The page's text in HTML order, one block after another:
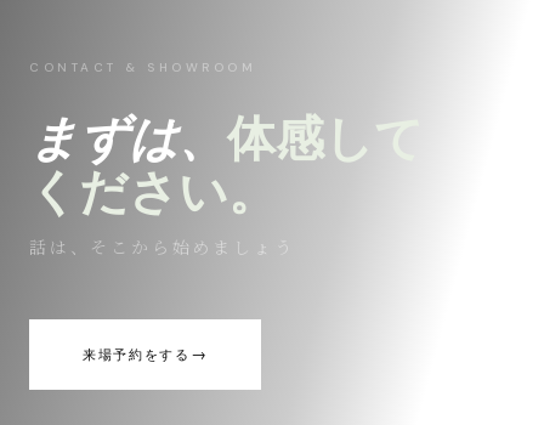
CONTACT & SHOWROOM
まずは、 体感して
ください。
話は、そこから始めましょう
来場予約をする →